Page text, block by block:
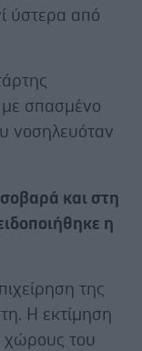
ύστερα από
με σπασμένο
νοσηλευόταν
και στη
η
της
Η εκτίμηση
χώρους του